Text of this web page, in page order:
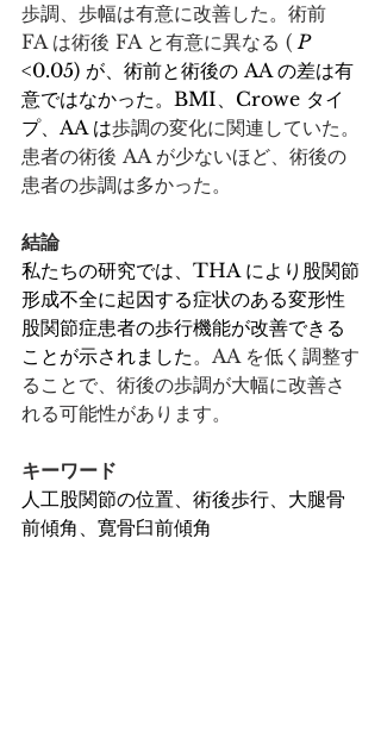
歩調、歩幅は有意に改善した。術前
FA は術後 FA と有意に異なる ( P
<0.05) が、術前と術後の AA の差は有
意ではなかった。BMI、Crowe タイ
プ、AA は歩調の変化に関連していた。
患者の術後 AA が少ないほど、術後の
患者の歩調は多かった。
結論
私たちの研究では、THA により股関節
形成不全に起因する症状のある変形性
股関節症患者の歩行機能が改善できる
ことが示されました。AA を低く調整す
ることで、術後の歩調が大幅に改善さ
れる可能性があります。
キーワード
人工股関節の位置、術後歩行、大腿骨
前傾角、寛骨臼前傾角